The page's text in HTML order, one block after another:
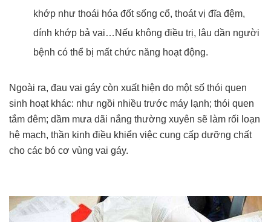
khớp như thoái hóa đốt sống cổ, thoát vị đĩa đệm,
dính khớp bả vai…Nếu không điều trị, lâu dần người
bệnh có thể bị mất chức năng hoạt động.
Ngoài ra, đau vai gáy còn xuất hiện do một số thói quen
sinh hoạt khác: như ngồi nhiều trước máy lạnh; thói quen
tắm đêm; dầm mưa dãi nắng thường xuyên sẽ làm rối loạn
hệ mạch, thần kinh điều khiển việc cung cấp dưỡng chất
cho các bó cơ vùng vai gáy.